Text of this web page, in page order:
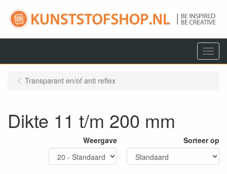
Menu
Transparant en/of anti reflex
Dikte 11 t/m 200 mm
Weergave Sorteer op